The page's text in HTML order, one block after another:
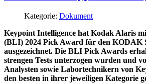
Kategorie: Dokument
Keypoint Intelligence hat Kodak Alaris
(BLI) 2024 Pick Award für den KODAK
ausgezeichnet. Die BLI Pick Awards
strengen Tests unterzogen wurden und
Analysten sowie Labortechnikern von
den besten in ihrer jeweiligen Kategorie